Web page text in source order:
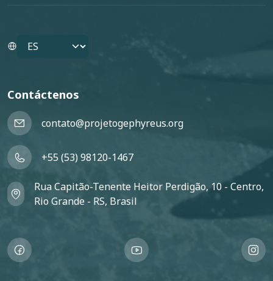
Select your language
Contáctenos
contato@projetogephyreus.org
+55 (53) 98120-1467
Rua Capitão-Tenente Heitor Perdigão, 10 - Centro,
Rio Grande - RS, Brasil